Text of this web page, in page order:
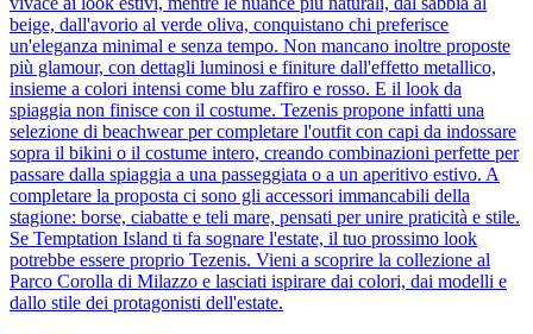
beige, dall'avorio al verde oliva, conquistano chi preferisce
un'eleganza minimal e senza tempo. Non mancano inoltre proposte
più glamour, con dettagli luminosi e finiture dall'effetto metallico,
insieme a colori intensi come blu zaffiro e rosso. E il look da
spiaggia non finisce con il costume. Tezenis propone infatti una
selezione di beachwear per completare l'outfit con capi da indossare
sopra il bikini o il costume intero, creando combinazioni perfette per
passare dalla spiaggia a una passeggiata o a un aperitivo estivo. A
completare la proposta ci sono gli accessori immancabili della
stagione: borse, ciabatte e teli mare, pensati per unire praticità e stile.
Se Temptation Island ti fa sognare l'estate, il tuo prossimo look
potrebbe essere proprio Tezenis. Vieni a scoprire la collezione al
Parco Corolla di Milazzo e lasciati ispirare dai colori, dai modelli e
dallo stile dei protagonisti dell'estate.